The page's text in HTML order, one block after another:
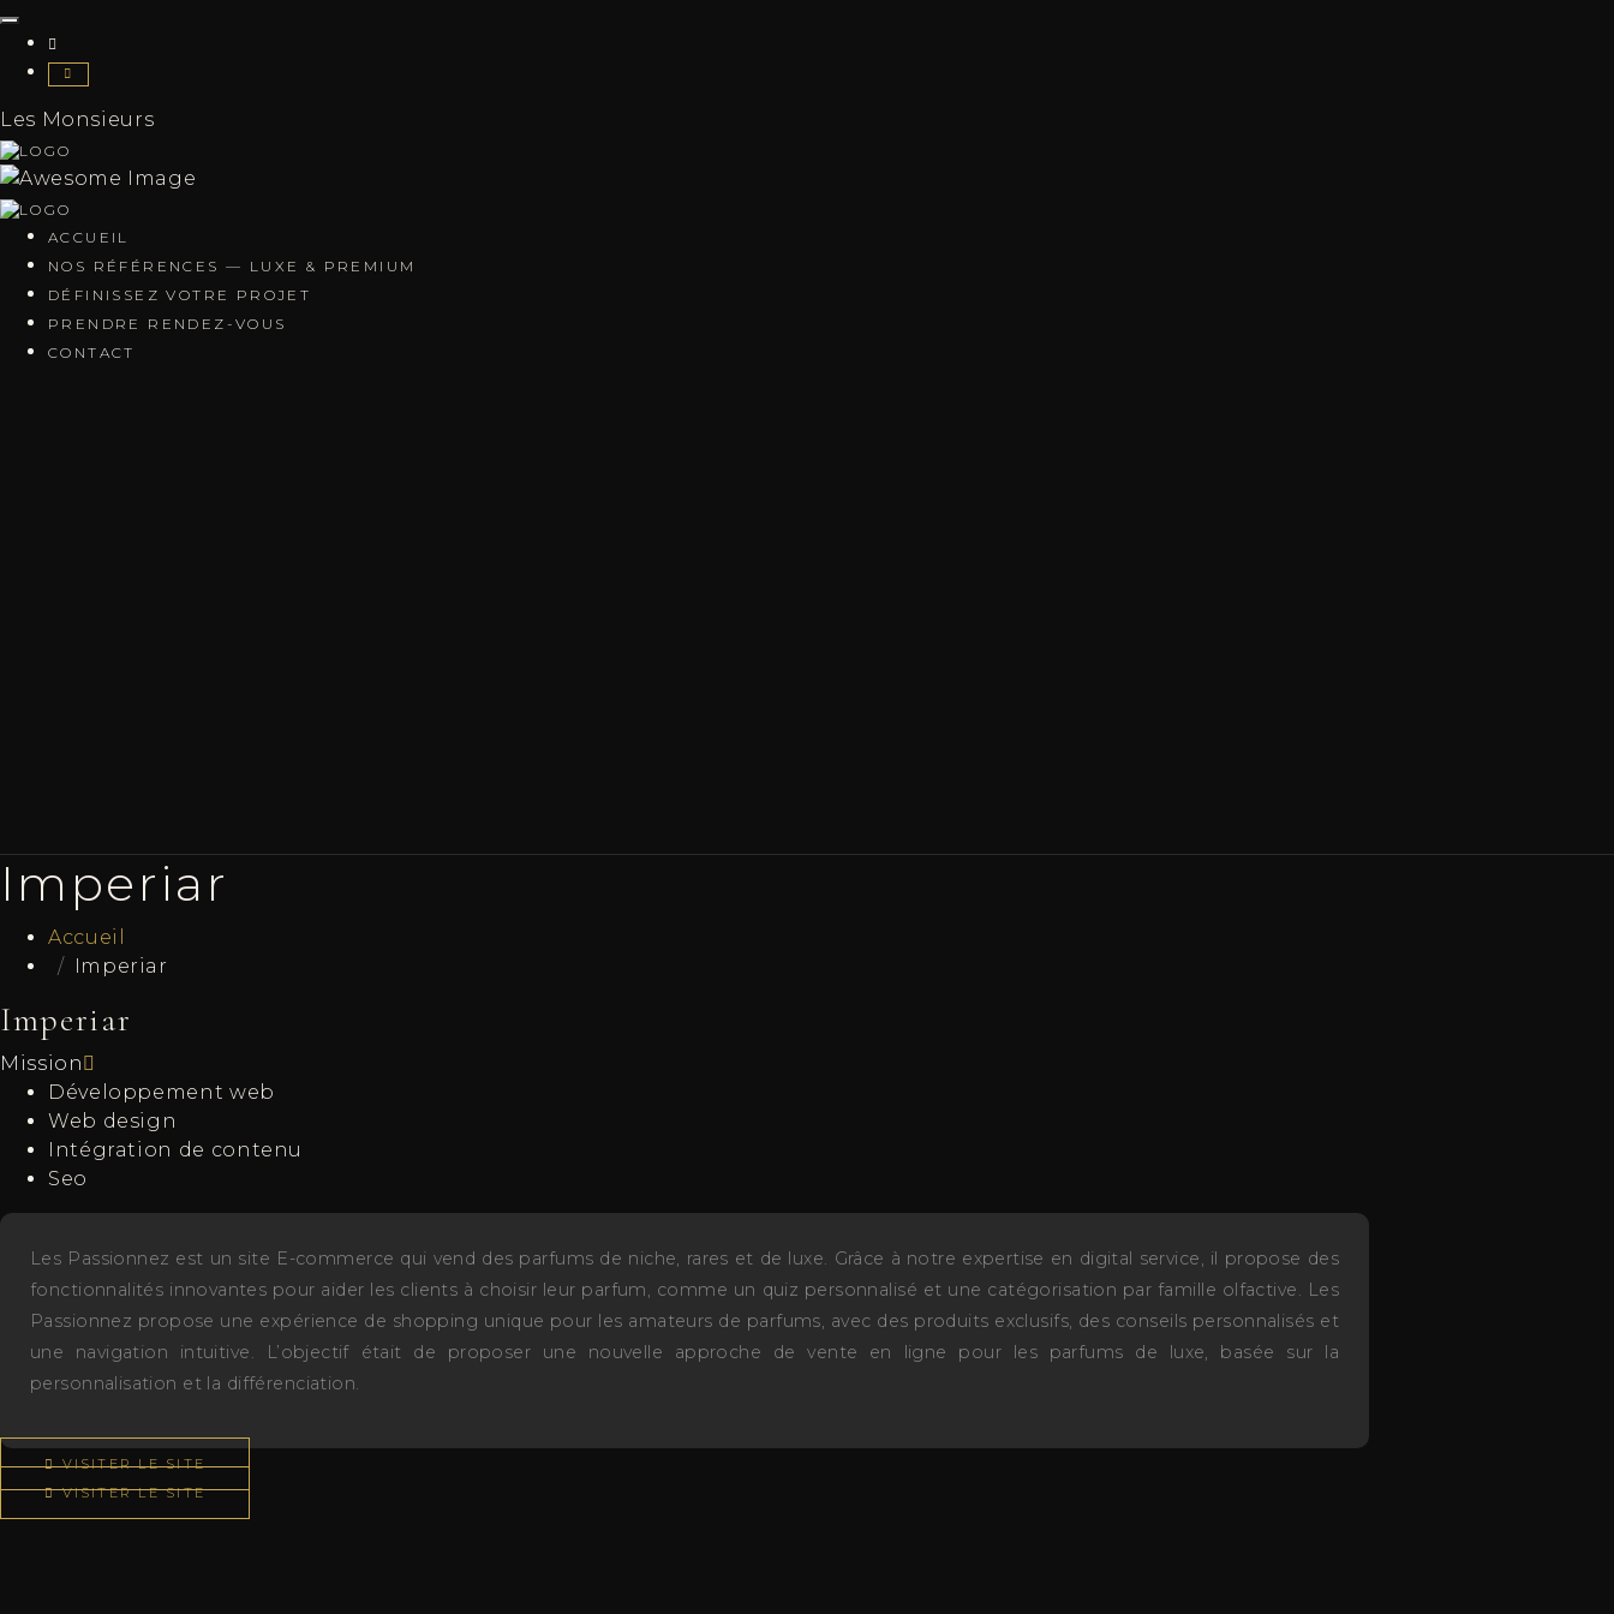
Les Monsieurs
ACCUEIL
NOS RÉFÉRENCES — LUXE & PREMIUM
DÉFINISSEZ VOTRE PROJET
PRENDRE RENDEZ-VOUS
CONTACT
Imperiar
Accueil
Imperiar
Imperiar
Mission
Développement web
Web design
Intégration de contenu
Seo
Les Passionnez est un site E-commerce qui vend des parfums de niche, rares et de luxe. Grâce à notre expertise en digital service, il propose des
fonctionnalités innovantes pour aider les clients à choisir leur parfum, comme un quiz personnalisé et une catégorisation par famille olfactive. Les
Passionnez propose une expérience de shopping unique pour les amateurs de parfums, avec des produits exclusifs, des conseils personnalisés et
une navigation intuitive. L’objectif était de proposer une nouvelle approche de vente en ligne pour les parfums de luxe, basée sur la
personnalisation et la différenciation.
VISITER LE SITE
VISITER LE SITE